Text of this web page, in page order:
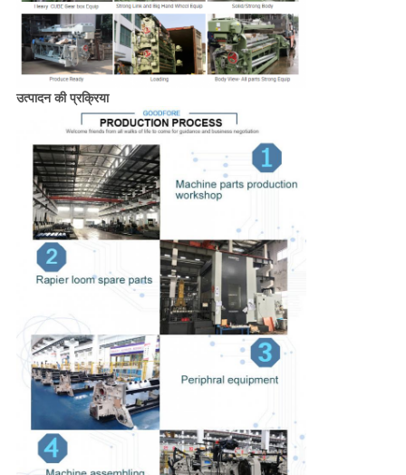
उत्पादन की प्रक्रिया